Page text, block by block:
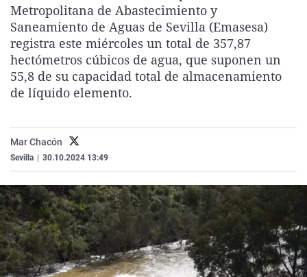
La rosa de los vientos
Gente viajera
Como el perro y el
Caso
Retornados
Equipo de
Operación Viuda
Extremadura
Galicia
La Rioja
Navarra
Virales
Televisión
Elecciones
Metropolitana de Abastecimiento y
Saneamiento de Aguas de Sevilla (Emasesa)
registra este miércoles un total de 357,87
hectómetros cúbicos de agua, que suponen un
55,8 de su capacidad total de almacenamiento
de líquido elemento.
Mar Chacón
Sevilla 30.10.2024 13:49